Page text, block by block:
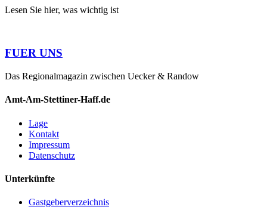
Lesen Sie hier, was wichtig ist
FUER UNS
Das Regionalmagazin zwischen Uecker & Randow
Amt-Am-Stettiner-Haff.de
Lage
Kontakt
Impressum
Datenschutz
Unterkünfte
Gastgeberverzeichnis